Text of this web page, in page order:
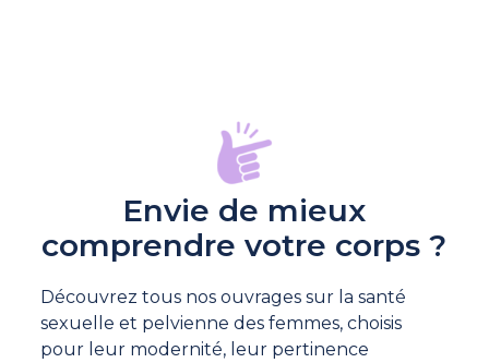
Envie de mieux
comprendre votre corps ?
Découvrez tous nos ouvrages sur la santé
sexuelle et pelvienne des femmes, choisis
pour leur modernité, leur pertinence